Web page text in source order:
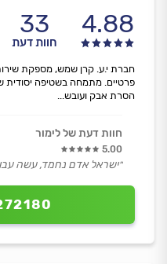
4.88
33
חוות דעת
חברת י.ע. קרן שמש, מספקת
פרטיים. מתמחה בשטיפה יסודית
הסרת אבק ועובש...
חוות דעת של לימור
5.00
״ישראל אדם נחמד, עשה